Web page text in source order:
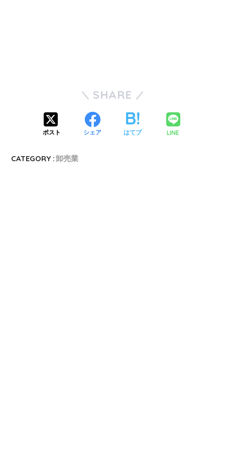
SHARE
ポスト シェア はてブ LINE
CATEGORY :卸売業